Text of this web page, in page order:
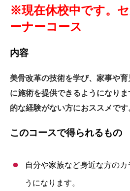
※現在休校中です。
ーナーコース
内容
美骨改革の技術を学び、家事や
に施術を提供できるようになり
的な経験がない方におススメです
このコースで得られるもの
自分や家族など身近な方のカ
うになります。